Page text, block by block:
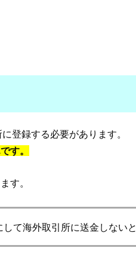
登録する必要があります。
す。
す。
て海外取引所に送金しない